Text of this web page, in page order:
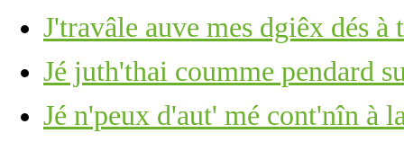
J'travâle auve mes dgiêx dés à
Jé juth'thai coumme pendard
Jé n'peux d'aut' mé cont'nîn à